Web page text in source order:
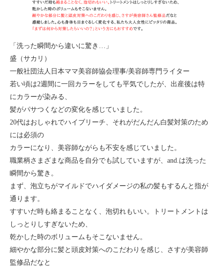
「洗った瞬間から違いに驚き…」
盛（サカリ）
一般社団法人日本ママ美容師協会理事/美容師専門ライター
若い頃は2週間に一回カラーをしても平気でしたが、出産後は特
にカラーが染みる、
髪がパサつくなどの変化を感じていました。
20代はおしゃれでハイブリーチ、それがだんだん白髪対策のため
には必須の
カラーになり、美容師ながらも不安を感じていました。
職業柄さまざまな商品を自分でも試していますが、and.は洗った
瞬間から驚き。
まず、泡立ちがマイルドでハイダメージの私の髪もするんと指が
通ります。
すすいだ時も絡まることなく、泡切れもいい。トリートメントは
しっとりしすぎないため、
乾かした時のボリュームもそこないません。
細やかな部分に髪と頭皮対策へのこだわりを感じ、さすが美容師
監修品だなと